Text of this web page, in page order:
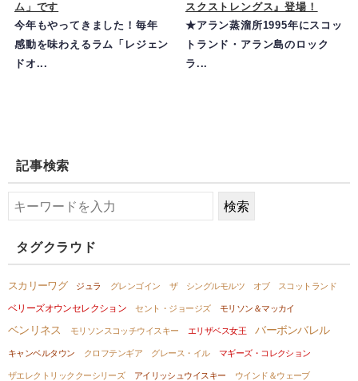
ム」です
今年もやってきました！毎年
感動を味わえるラム「レジェン
ドオ...
スクストレングス』登場！
★アラン蒸溜所1995年にスコッ
トランド・アラン島のロック
ラ...
記事検索
タグクラウド
スカリーワグ ジュラ グレンゴイン ザ シングルモルツ オブ スコットランド
ベリーズオウンセレクション セント・ジョージズ モリソン＆マッカイ
ベンリネス モリソンスコッチウイスキー エリザベス女王 バーボンバレル
キャンベルタウン クロフテンギア グレース・イル
マギーズ・コレクション
ザエレクトリッククーシリーズ
アイリッシュウイスキー
ウインド＆ウェーブ